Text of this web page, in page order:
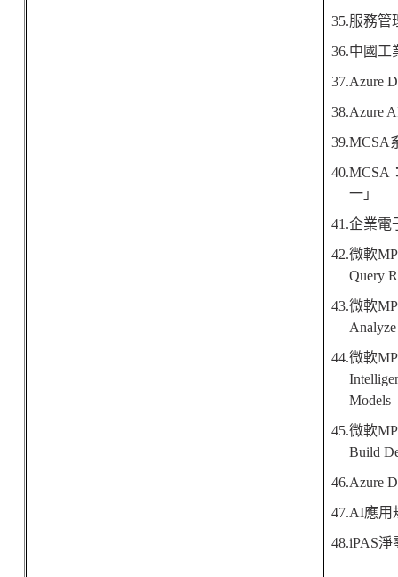
35.服務管
36.中國工
37.Azure
38.Azure
39.MCSA
40.MCSA
一」
41.企業電
42.微軟
Query
43.微軟
44.微軟
Models
45.微軟
Build
46.Azure
47.AI應用
48.iPAS淨